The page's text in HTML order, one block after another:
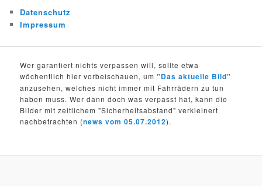
Datenschutz
Impressum
Wer garantiert nichts verpassen will, sollte etwa
wöchentlich hier vorbeischauen, um"Das aktuelle Bild"
anzusehen, welches nicht immer mit Fahrrädern zu tun
haben muss. Wer dann doch was verpasst hat, kann die
Bilder mit zeitlichem "Sicherheitsabstand" verkleinert
nachbetrachten (news vom 05.07.2012).